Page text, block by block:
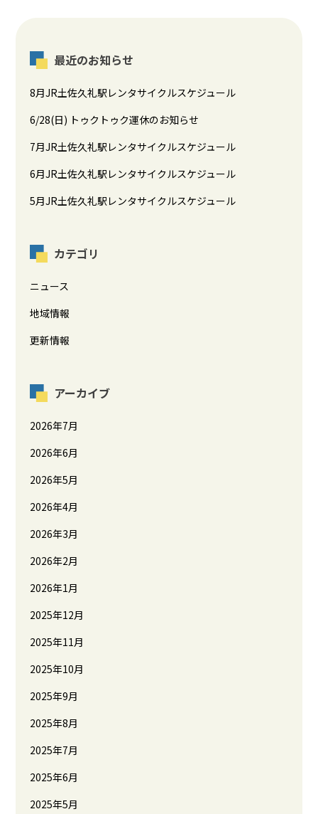
最近のお知らせ
8月JR土佐久礼駅レンタサイクルスケジュール
6/28(日) トゥクトゥク運休のお知らせ
7月JR土佐久礼駅レンタサイクルスケジュール
6月JR土佐久礼駅レンタサイクルスケジュール
5月JR土佐久礼駅レンタサイクルスケジュール
カテゴリ
ニュース
地域情報
更新情報
アーカイブ
2026年7月
2026年6月
2026年5月
2026年4月
2026年3月
2026年2月
2026年1月
2025年12月
2025年11月
2025年10月
2025年9月
2025年8月
2025年7月
2025年6月
2025年5月